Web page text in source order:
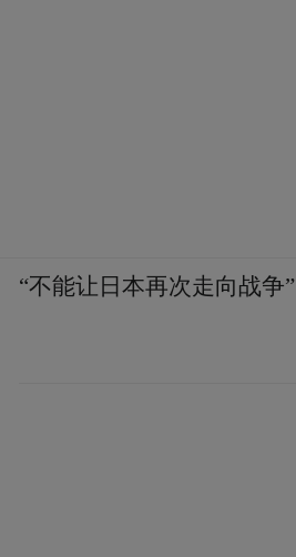
“不能让日本再次走向战争”